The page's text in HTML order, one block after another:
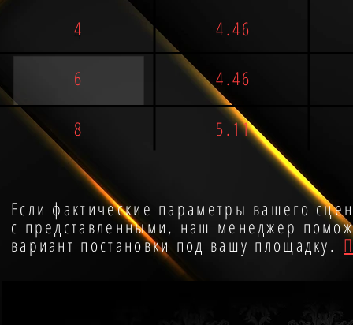
4
6
8
5.11
4.46
4.46
Если фактические параметры вашего
с представленными, наш менеджер
вариант постановки под вашу площадку.